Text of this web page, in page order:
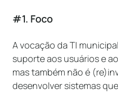
#1. Foco
A vocação da TI
suporte aos usuários e
mas também não é
desenvolver sistemas